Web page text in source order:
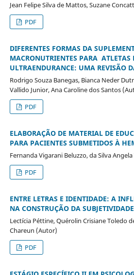
Jean Felipe Silva de Mattos, Suzane
PDF
DIFERENTES FORMAS DA
MACRONUTRIENTES PARA ATLETAS
ULTRAENDURANCE: UMA REVISÃO
Rodrigo Souza Banegas, Bianca Neder
Vallido Junior, Ana Caroline dos Santos
PDF
ELABORAÇÃO DE MATERIAL DE
PARA PACIENTES SUBMETIDOS À
Fernanda Vigarani Beluzzo, da Silva
PDF
ENTRE LETRAS E IDENTIDADE: A
NA CONSTRUÇÃO DA SUBJETIVIDADE
Lectícia Péttine, Quérolin Crisiane Toledo
Chareun (Autor)
PDF